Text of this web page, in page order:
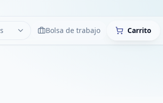
LimpiarBolsa de trabajo Carrito